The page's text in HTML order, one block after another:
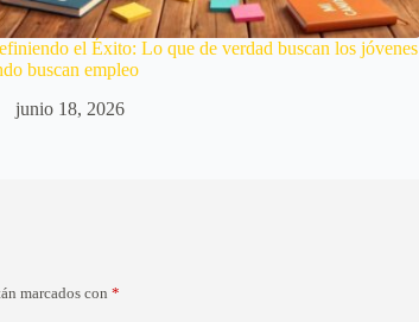
el Éxito: Lo que de verdad buscan los jóvenes
buscan empleo
junio 18, 2026
marcados con *